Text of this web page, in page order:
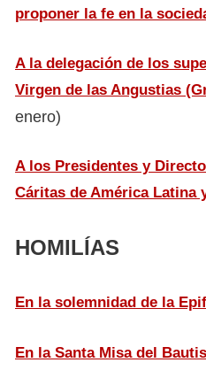
proponer la fe en la
A la delegación de los
Virgen de las Angustias
enero)
A los Presidentes y
Cáritas de América Latina
HOMILÍAS
En la solemnidad de la
En la Santa Misa del